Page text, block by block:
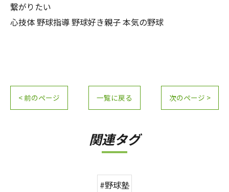
繋がりたい
心技体 野球指導 野球好き親子 本気の野球
< 前のページ 一覧に戻る 次のページ >
関連タグ
#野球塾